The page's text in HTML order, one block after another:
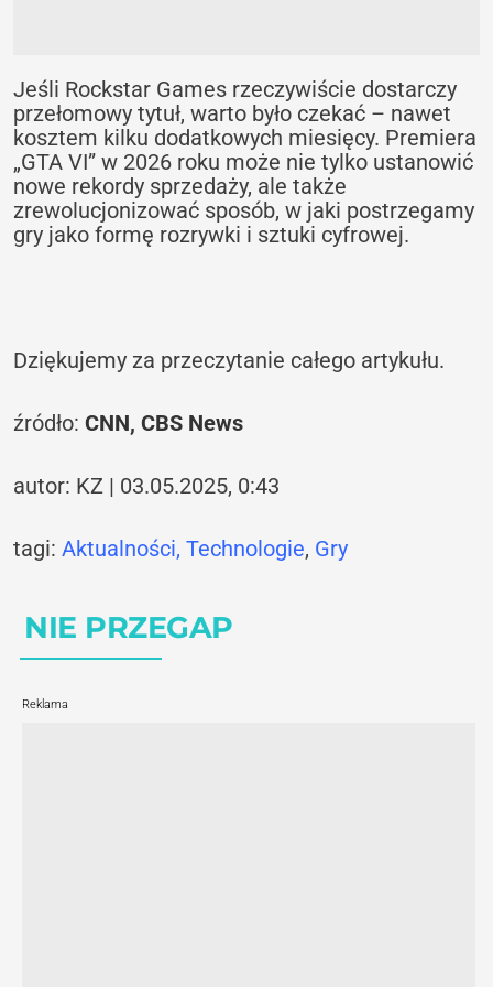
Jeśli Rockstar Games rzeczywiście dostarczy
przełomowy tytuł, warto było czekać – nawet
kosztem kilku dodatkowych miesięcy. Premiera
„GTA VI” w 2026 roku może nie tylko ustanowić
nowe rekordy sprzedaży, ale także
zrewolucjonizować sposób, w jaki postrzegamy
gry jako formę rozrywki i sztuki cyfrowej.
Dziękujemy za przeczytanie całego artykułu.
źródło: CNN, CBS News
autor: KZ | 03.05.2025, 0:43
tagi:Aktualności,Technologie, Gry
NIE PRZEGAP
Reklama